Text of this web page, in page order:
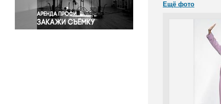
Экономика и бизнес
Ещё фото